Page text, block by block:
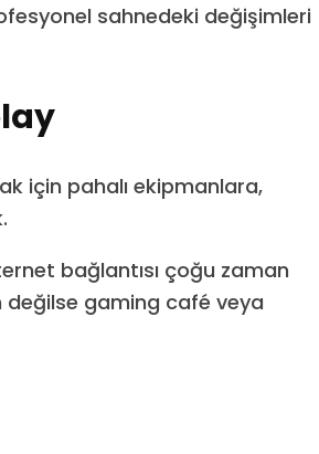
sahnedeki değişimleri
için pahalı ekipmanlara,
bağlantısı çoğu zaman
gaming café veya